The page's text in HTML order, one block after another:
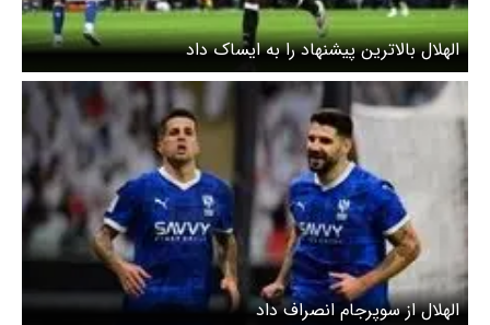
الهلال بالاترین پیشنهاد را به ایساک داد
الهلال از سوپرجام انصراف داد